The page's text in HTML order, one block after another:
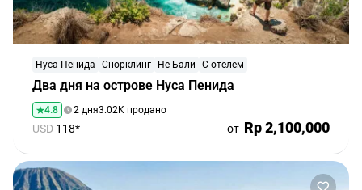
Два дня на острове Нуса Пенида
Нуса Пенида Снорклинг Не Бали С отелем
4.8 2 дня3.02K продано
USD 118* от Rp 2,100,000